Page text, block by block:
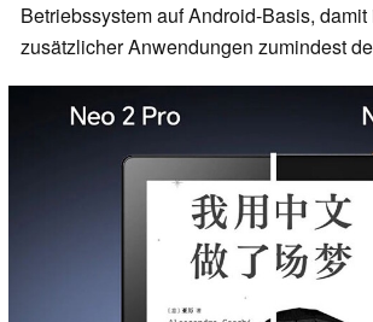
Betriebssystem auf Android-Basis,
zusätzlicher Anwendungen zumindest